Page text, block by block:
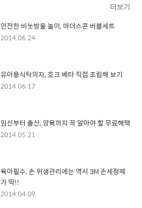
더보기
안전한 비눗방울 놀이, 마더스콘 버블세트
2014.06.24
유아용식탁의자, 호크 베타 직접 조립해 보기
2014.06.17
임신부터 출산, 양육까지 꼭 알아야 할 무료해택
2014.05.21
육아필수, 손 위생관리에는 역시 3M 손세정제
가 딱!!
2014.04.09